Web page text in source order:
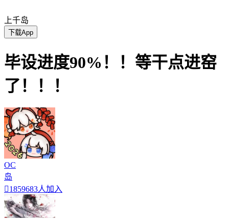
上千岛
下载App
毕设进度90%！！等干点进窑
了！！！
OC
岛
1859683人加入